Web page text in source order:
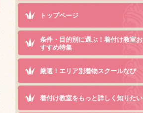
トップページ
条件・目的別に選ぶ！着付け教室お
すすめ特集
厳選！エリア別着物スクールなび
着付け教室をもっと詳しく知りたい